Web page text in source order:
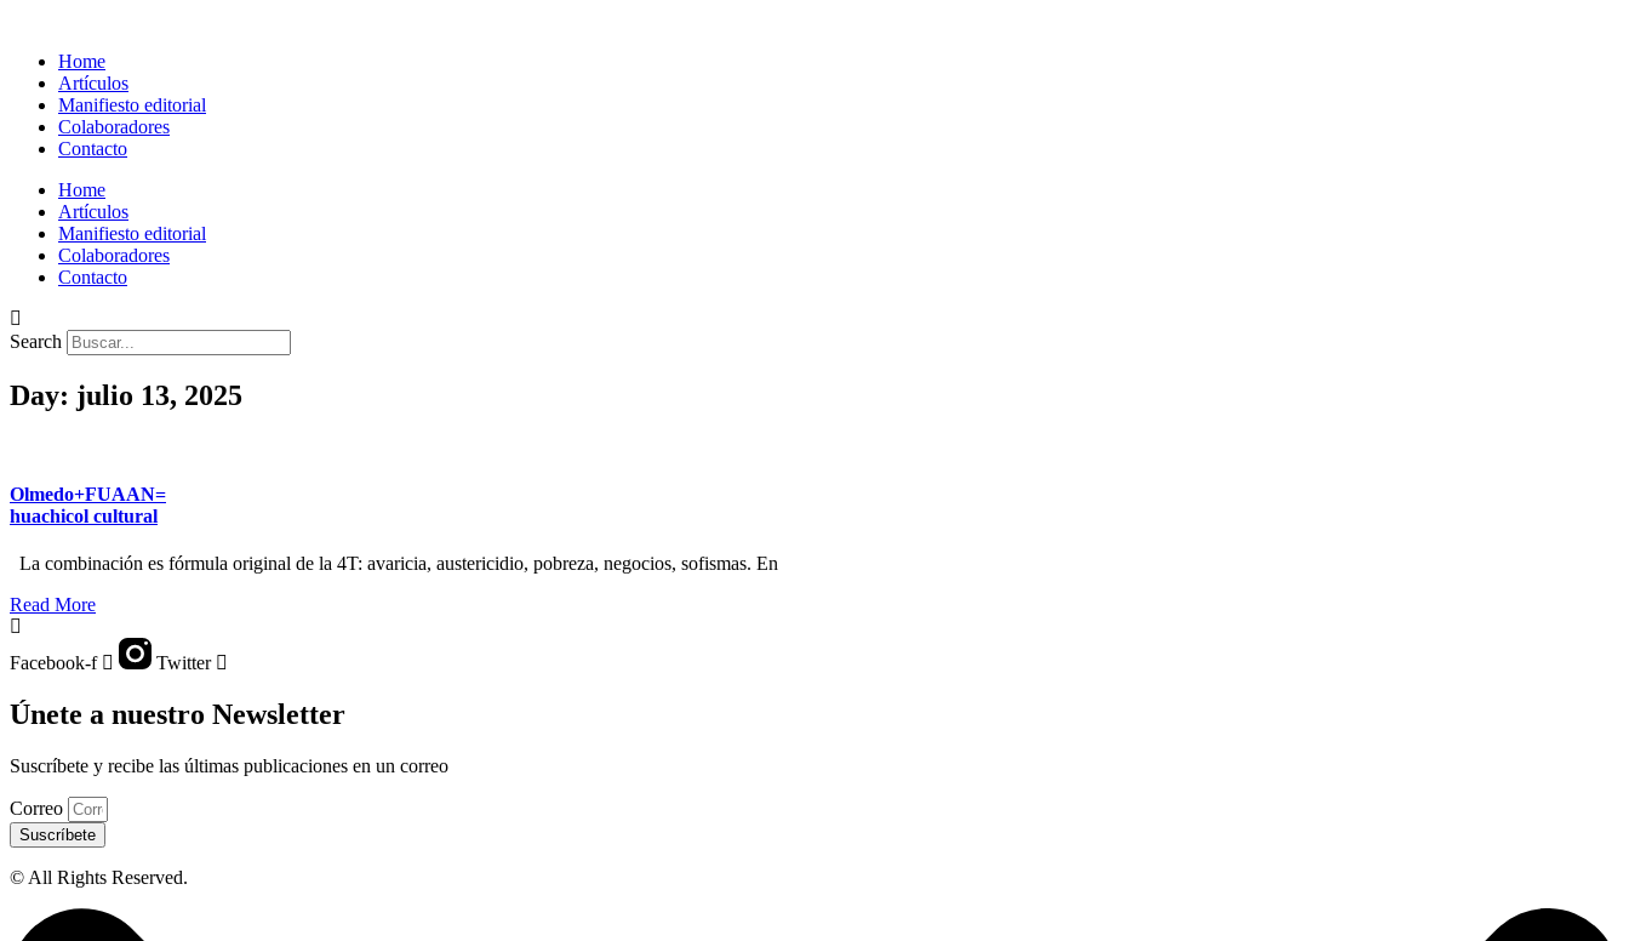
Home
Artículos
Manifiesto editorial
Colaboradores
Contacto
Home
Artículos
Manifiesto editorial
Colaboradores
Contacto
Search
Day: julio 13, 2025
Olmedo+FUAAN=
huachicol cultural
La combinación es fórmula original de la 4T: avaricia, austericidio, pobreza, negocios, sofismas. En
Read More
Facebook-f Twitter
Únete a nuestro Newsletter
Suscríbete y recibe las últimas publicaciones en un correo
Correo
Suscríbete
© All Rights Reserved.